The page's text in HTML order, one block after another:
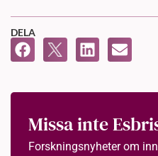
DELA
Missa inte
Forskningsnyheter om